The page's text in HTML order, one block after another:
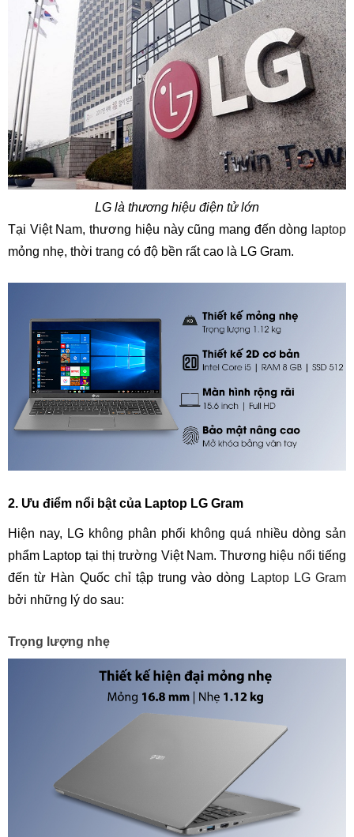
LG là thương hiệu điện tử lớn
Tại Việt Nam, thương hiệu này cũng mang đến dòng laptop
mỏng nhẹ, thời trang có độ bền rất cao là LG Gram.
2. Ưu điểm nổi bật của Laptop LG Gram
Hiện nay, LG không phân phối không quá nhiều dòng sản
phẩm Laptop tại thị trường Việt Nam. Thương hiệu nổi tiếng
đến từ Hàn Quốc chỉ tập trung vào dòng
Laptop LG Gram
bởi những lý do sau:
Trọng lượng nhẹ